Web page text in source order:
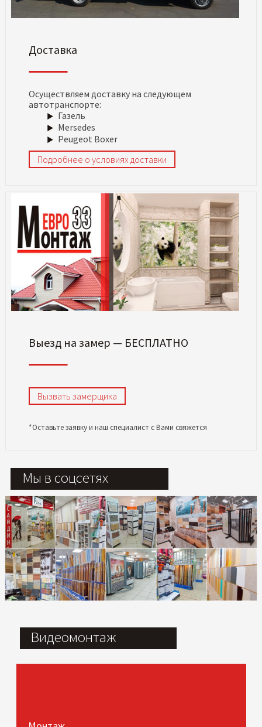
Доставка
Осуществляем доставку на следующем
автотранспорте:
Газель
Mersedes
Peugeot Boxer
Подробнее о условиях доставки
Выезд на замер — БЕСПЛАТНО
Вызвать замерщика
*Оставьте заявку и наш специалист с Вами свяжется
Мы в соцсетях
Видеомонтаж